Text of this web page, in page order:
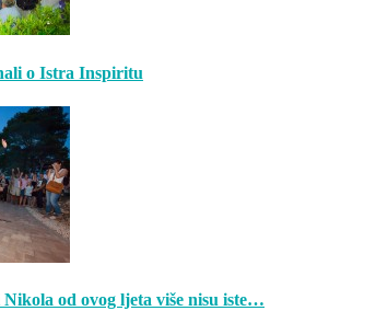
o Istra Inspiritu
Nikola od ovog ljeta više nisu iste…